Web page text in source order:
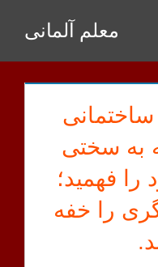
Inhalt
springen
معلم آلمانی
به سختی
فهمید؛
را خفه